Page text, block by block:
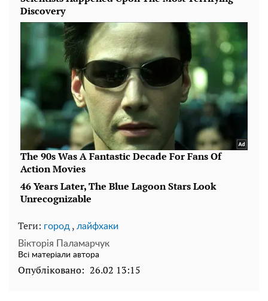
Теги: город , лайфхаки
Вікторія Паламарчук
Всі матеріали автора
Опубліковано: 26.02 13:15